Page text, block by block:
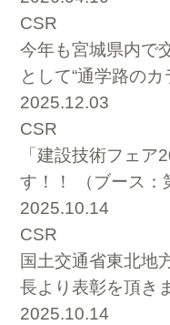
CSR
今年も宮城県内で
として“通学路のカ
2025.12.03
CSR
「建設技術フェア
す！！ （ブース
2025.10.14
CSR
国土交通省東北地
長より表彰を頂き
2025.10.14